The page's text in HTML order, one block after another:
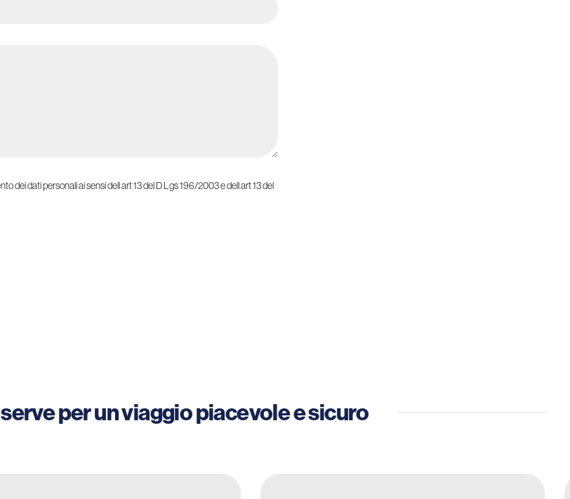
dei dati personali ai sensi dell art 13 del D Lgs 196/2003 e dell art 13 del
per un viaggio piacevole e sicuro